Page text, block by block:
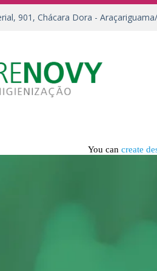
901, Chácara Dora -
You can create